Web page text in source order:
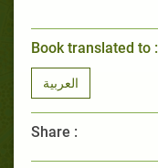
Book translated to :
العربية
Share :